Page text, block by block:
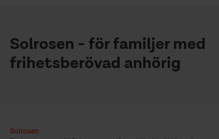
Solrosen - för familjer med
frihetsberövad anhörig
Solrosen